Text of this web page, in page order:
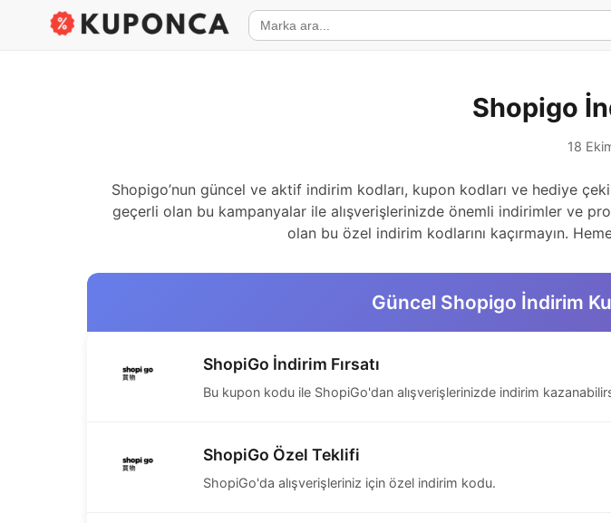
Shopigo
18
Shopigo’nun güncel ve aktif indirim kodları, kupon kodları ve hediye
geçerli olan bu kampanyalar ile alışverişlerinizde önemli indirimler ve
olan bu özel indirim kodlarını kaçırmayın.
Güncel Shopigo İndirim
ShopiGo İndirim Fırsatı
Bu kupon kodu ile ShopiGo'dan alışverişlerinizde indirim
ShopiGo Özel Teklifi
ShopiGo'da alışverişleriniz için özel indirim kodu.